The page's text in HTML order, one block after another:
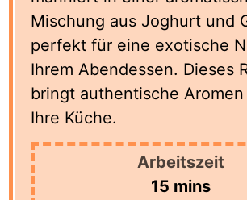
Mischung aus Joghurt und
perfekt für eine exotische
Ihrem Abendessen. Dieses
bringt authentische
Ihre Küche.
Arbeitszeit
15 minutes
mins